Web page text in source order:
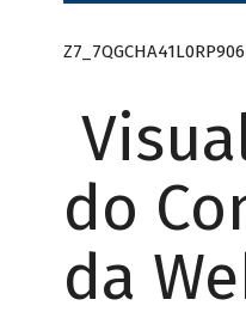
do
da